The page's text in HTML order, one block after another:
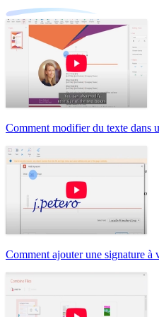
Comment modifier du texte
Comment ajouter une signature